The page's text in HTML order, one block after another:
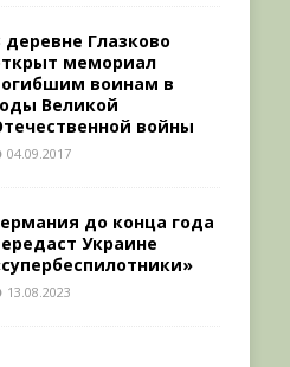
деревне Глазково
мемориал
воинам в
Великой
войны
04.09.2017
до конца года
Украине
13.08.2023